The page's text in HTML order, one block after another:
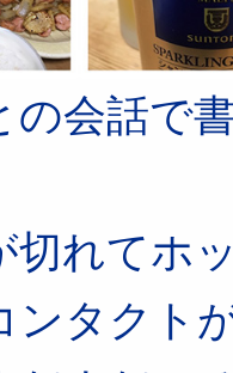
の会話で
切れてホ
ンタクト